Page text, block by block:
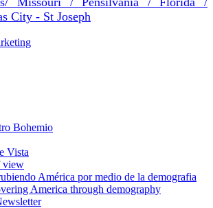
City - St Joseph
Bohemio
Vista
view
América por medio de la demografia
America through demography